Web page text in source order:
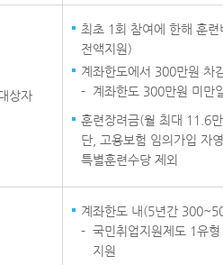
상자
최초 1회 참여에 한해 훈
전액지원)
계좌한도에서 300만원 차
계좌한도 300만원 미만
훈련장려금(월 최대 11.6
단, 고용보험 임의가입 자
특별훈련수당 제외
계좌한도 내(5년간
국민취업지원제도 1유
지원